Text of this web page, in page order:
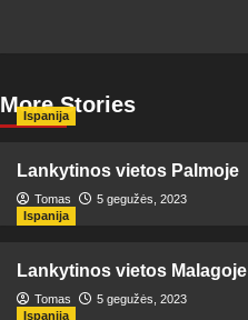
More Stories
Ispanija
Lankytinos vietos Palmoje
Tomas
5 gegužės, 2023
Ispanija
Lankytinos vietos Malagoje
Tomas
5 gegužės, 2023
Ispanija